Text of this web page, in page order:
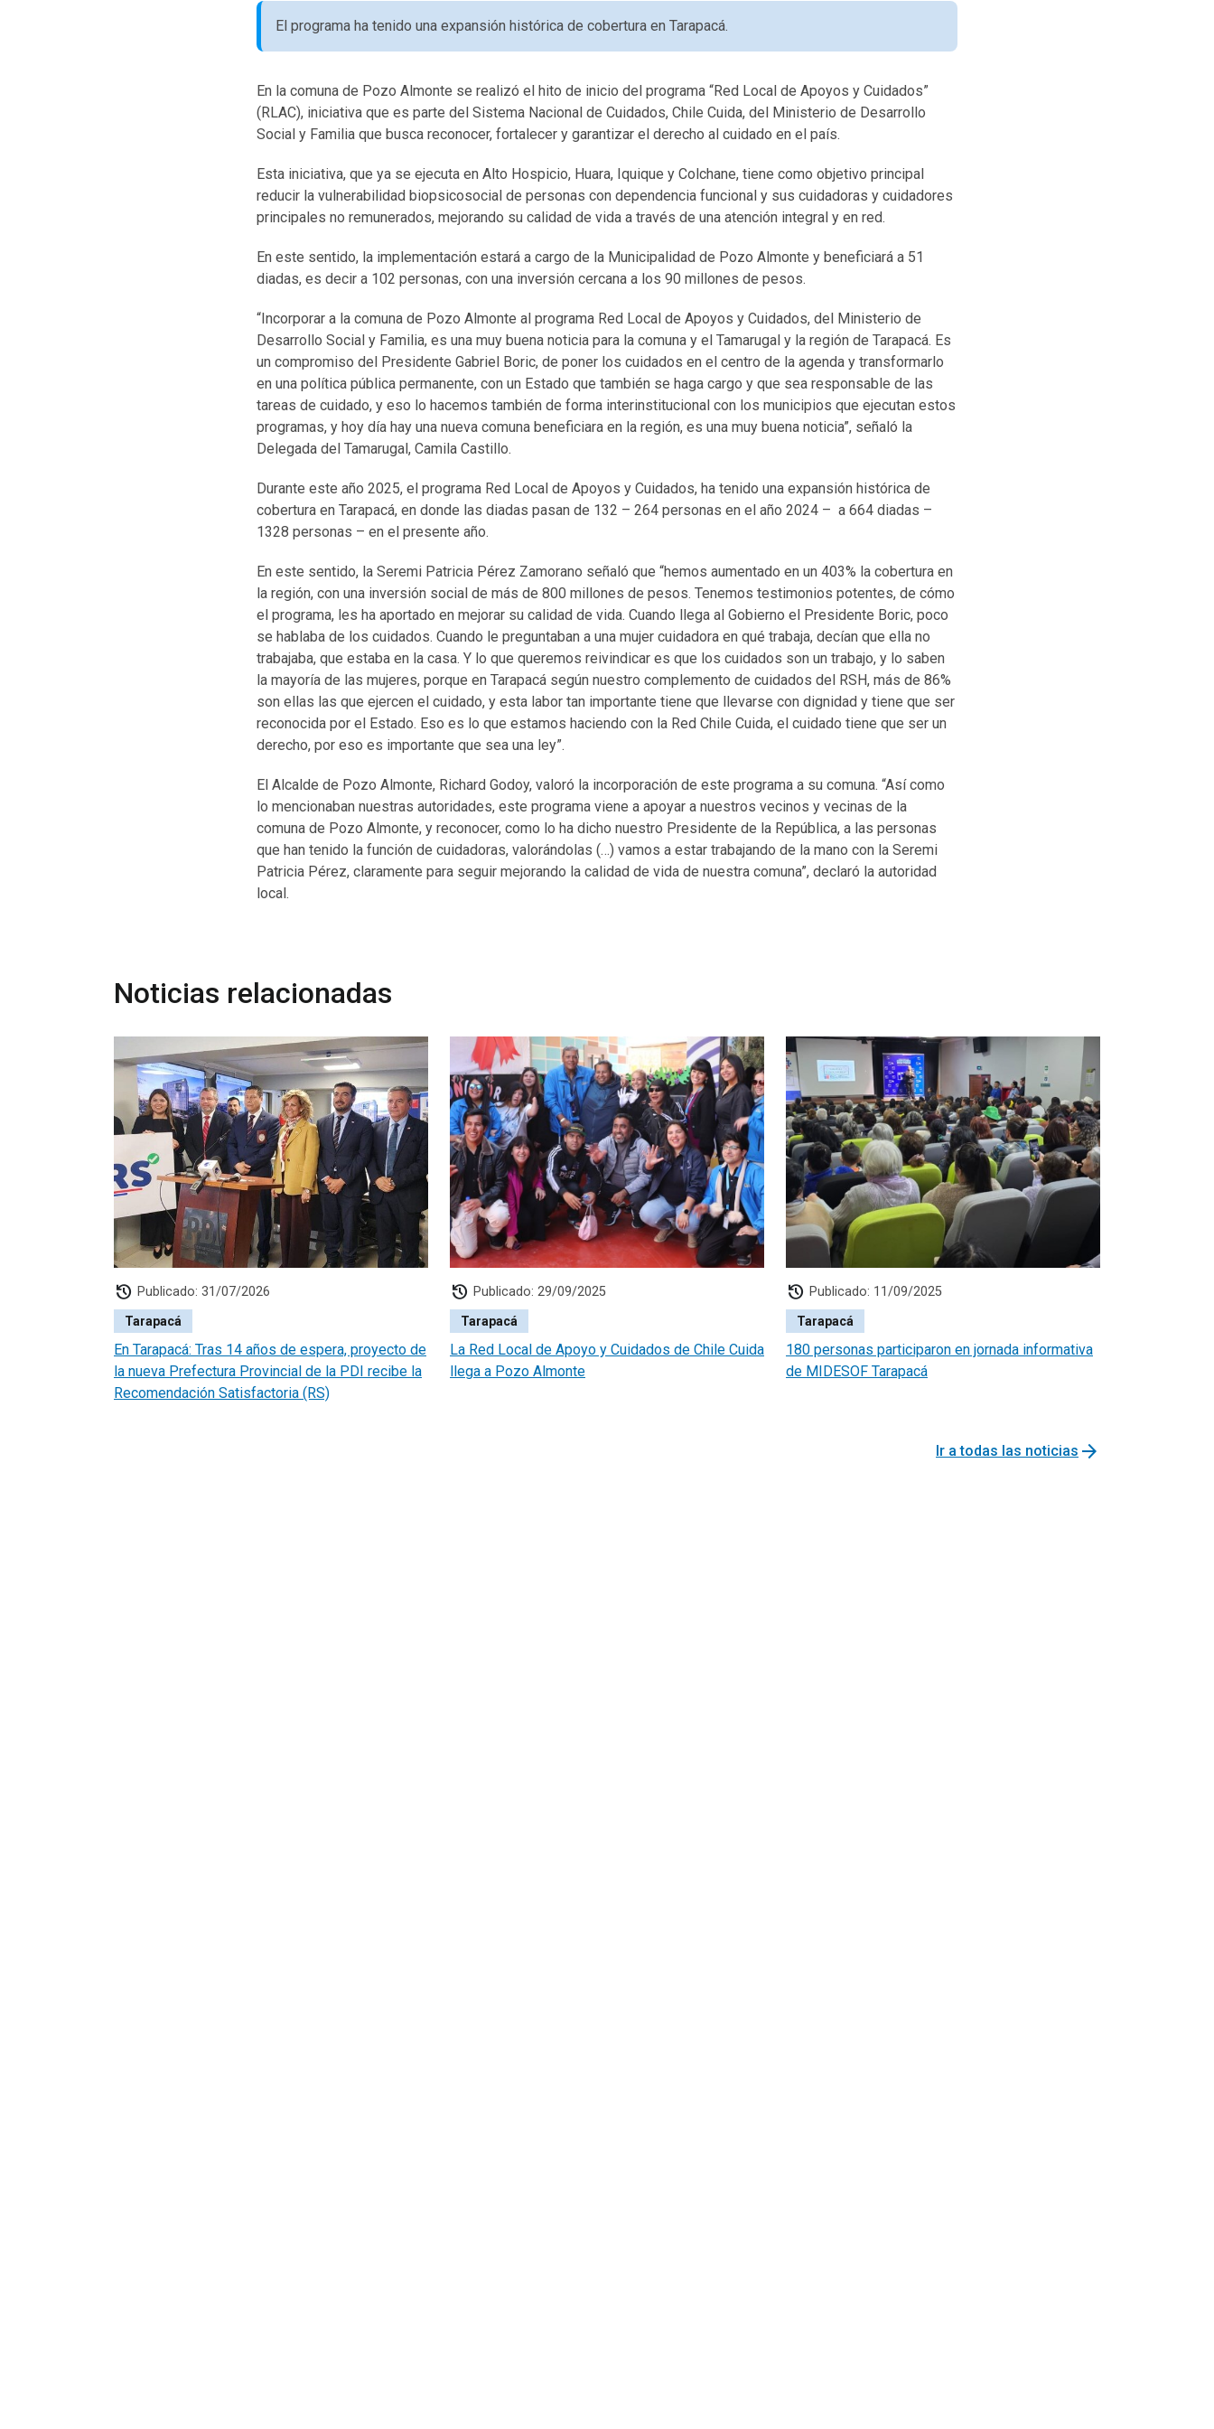
El programa ha tenido una expansión histórica de cobertura en Tarapacá.
En la comuna de Pozo Almonte se realizó el hito de inicio del programa “Red Local de Apoyos y Cuidados”
(RLAC), iniciativa que es parte del Sistema Nacional de Cuidados, Chile Cuida, del Ministerio de Desarrollo
Social y Familia que busca reconocer, fortalecer y garantizar el derecho al cuidado en el país.
Esta iniciativa, que ya se ejecuta en Alto Hospicio, Huara, Iquique y Colchane, tiene como objetivo principal
reducir la vulnerabilidad biopsicosocial de personas con dependencia funcional y sus cuidadoras y cuidadores
principales no remunerados, mejorando su calidad de vida a través de una atención integral y en red.
En este sentido, la implementación estará a cargo de la Municipalidad de Pozo Almonte y beneficiará a 51
diadas, es decir a 102 personas, con una inversión cercana a los 90 millones de pesos.
“Incorporar a la comuna de Pozo Almonte al programa Red Local de Apoyos y Cuidados, del Ministerio de
Desarrollo Social y Familia, es una muy buena noticia para la comuna y el Tamarugal y la región de Tarapacá. Es
un compromiso del Presidente Gabriel Boric, de poner los cuidados en el centro de la agenda y transformarlo
en una política pública permanente, con un Estado que también se haga cargo y que sea responsable de las
tareas de cuidado, y eso lo hacemos también de forma interinstitucional con los municipios que ejecutan estos
programas, y hoy día hay una nueva comuna beneficiara en la región, es una muy buena noticia”, señaló la
Delegada del Tamarugal, Camila Castillo.
Durante este año 2025, el programa Red Local de Apoyos y Cuidados, ha tenido una expansión histórica de
cobertura en Tarapacá, en donde las diadas pasan de 132 – 264 personas en el año 2024 – a 664 diadas –
1328 personas – en el presente año.
En este sentido, la Seremi Patricia Pérez Zamorano señaló que “hemos aumentado en un 403% la cobertura en
la región, con una inversión social de más de 800 millones de pesos. Tenemos testimonios potentes, de cómo
el programa, les ha aportado en mejorar su calidad de vida. Cuando llega al Gobierno el Presidente Boric, poco
se hablaba de los cuidados. Cuando le preguntaban a una mujer cuidadora en qué trabaja, decían que ella no
trabajaba, que estaba en la casa. Y lo que queremos reivindicar es que los cuidados son un trabajo, y lo saben
la mayoría de las mujeres, porque en Tarapacá según nuestro complemento de cuidados del RSH, más de 86%
son ellas las que ejercen el cuidado, y esta labor tan importante tiene que llevarse con dignidad y tiene que ser
reconocida por el Estado. Eso es lo que estamos haciendo con la Red Chile Cuida, el cuidado tiene que ser un
derecho, por eso es importante que sea una ley”.
El Alcalde de Pozo Almonte, Richard Godoy, valoró la incorporación de este programa a su comuna. “Así como
lo mencionaban nuestras autoridades, este programa viene a apoyar a nuestros vecinos y vecinas de la
comuna de Pozo Almonte, y reconocer, como lo ha dicho nuestro Presidente de la República, a las personas
que han tenido la función de cuidadoras, valorándolas (…) vamos a estar trabajando de la mano con la Seremi
Patricia Pérez, claramente para seguir mejorando la calidad de vida de nuestra comuna”, declaró la autoridad
local.
Noticias relacionadas
history Publicado: 31/07/2026
Tarapacá
En Tarapacá: Tras 14 años de espera, proyecto de
la nueva Prefectura Provincial de la PDI recibe la
Recomendación Satisfactoria (RS)
history Publicado: 29/09/2025
Tarapacá
La Red Local de Apoyo y Cuidados de Chile Cuida
llega a Pozo Almonte
history Publicado: 11/09/2025
Tarapacá
180 personas participaron en jornada informativa
de MIDESOF Tarapacá
Ir a todas las noticias arrow_forward